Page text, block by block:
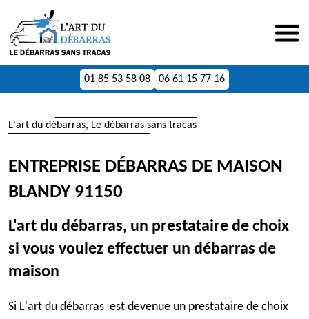
01 85 53 58 08 06 61 15 77 16
L'art du débarras, Le débarras sans tracas
ENTREPRISE DÉBARRAS DE MAISON
BLANDY 91150
L'art du débarras, un prestataire de choix
si vous voulez effectuer un débarras de
maison
Si L'art du débarras est devenue un prestataire de choix